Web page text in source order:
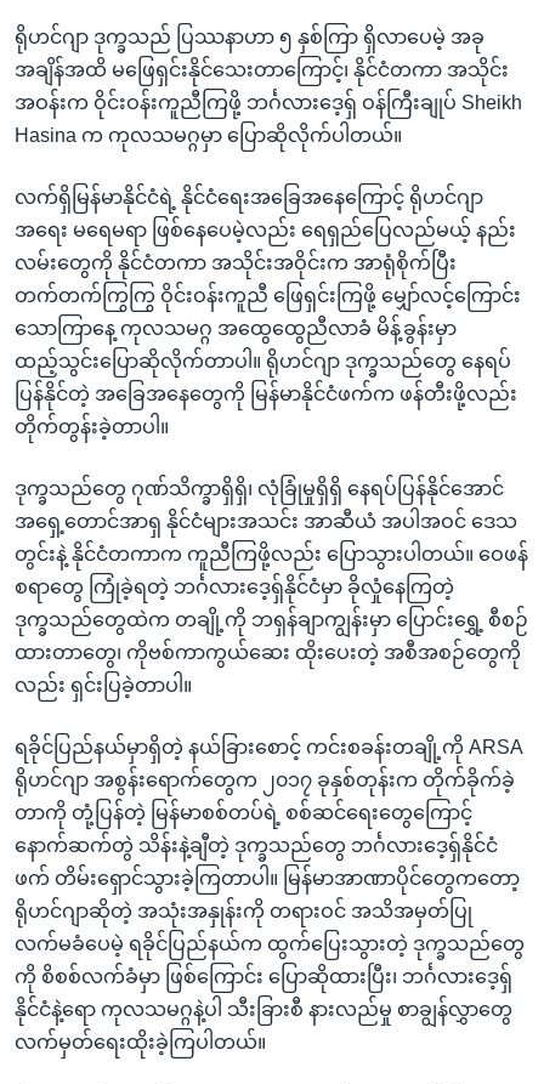
ကျော်
ရန်
ရိုဟင်ဂျာ ဒုက္ခသည် ပြဿနာဟာ ၅ နှစ်ကြာ ရှိလာပေမဲ့ အခု
အချိန်အထိ မဖြေရှင်းနိုင်သေးတာကြောင့်၊ နိုင်ငံတကာ အသိုင်း
အဝန်းက ဝိုင်းဝန်းကူညီကြဖို့ ဘင်္ဂလားဒေ့ရှ် ဝန်ကြီးချုပ် Sheikh
Hasina က ကုလသမဂ္ဂမှာ ပြောဆိုလိုက်ပါတယ်။
လက်ရှိမြန်မာနိုင်ငံရဲ့ နိုင်ငံရေးအခြေအနေကြောင့် ရိုဟင်ဂျာ
အရေး မရေမရာ ဖြစ်နေပေမဲ့လည်း ရေရှည်ပြေလည်မယ့် နည်း
လမ်းတွေကို နိုင်ငံတကာ အသိုင်းအဝိုင်းက အာရုံစိုက်ပြီး
တက်တက်ကြွကြွ ဝိုင်းဝန်းကူညီ ဖြေရှင်းကြဖို့ မျှော်လင့်ကြောင်း
သောကြာနေ့ ကုလသမဂ္ဂ အထွေထွေညီလာခံ မိန့်ခွန်းမှာ
ထည့်သွင်းပြောဆိုလိုက်တာပါ။ ရိုဟင်ဂျာ ဒုက္ခသည်တွေ နေရပ်
ပြန်နိုင်တဲ့ အခြေအနေတွေကို မြန်မာနိုင်ငံဖက်က ဖန်တီးဖို့လည်း
တိုက်တွန်းခဲ့တာပါ။
ဒုက္ခသည်တွေ ဂုဏ်သိက္ခာရှိရှိ၊ လုံခြုံမှုရှိရှိ နေရပ်ပြန်နိုင်အောင်
အရှေ့တောင်အာရှ နိုင်ငံများအသင်း အာဆီယံ အပါအဝင် ဒေသ
တွင်းနဲ့ နိုင်ငံတကာက ကူညီကြဖို့လည်း ပြောသွားပါတယ်။ ဝေဖန်
စရာတွေ ကြုံခဲ့ရတဲ့ ဘင်္ဂလားဒေ့ရှ်နိုင်ငံမှာ ခိုလှုံနေကြတဲ့
ဒုက္ခသည်တွေထဲက တချို့ကို ဘရှန်ချာကျွန်းမှာ ပြောင်းရွှေ့ စီစဉ်
ထားတာတွေ၊ ကိုဗစ်ကာကွယ်ဆေး ထိုးပေးတဲ့ အစီအစဉ်တွေကို
လည်း ရှင်းပြခဲ့တာပါ။
ရခိုင်ပြည်နယ်မှာရှိတဲ့ နယ်ခြားစောင့် ကင်းစခန်းတချို့ကို ARSA
ရိုဟင်ဂျာ အစွန်းရောက်တွေက ၂၀၁၇ ခုနှစ်တုန်းက တိုက်ခိုက်ခဲ့
တာကို တုံ့ပြန်တဲ့ မြန်မာစစ်တပ်ရဲ့ စစ်ဆင်ရေးတွေကြောင့်
နောက်ဆက်တွဲ သိန်းနဲ့ချီတဲ့ ဒုက္ခသည်တွေ ဘင်္ဂလားဒေ့ရှ်နိုင်ငံ
ဖက် တိမ်းရှောင်သွားခဲ့ကြတာပါ။ မြန်မာအာဏာပိုင်တွေကတော့
ရိုဟင်ဂျာဆိုတဲ့ အသုံးအနှုန်းကို တရားဝင် အသိအမှတ်ပြု
လက်မခံပေမဲ့ ရခိုင်ပြည်နယ်က ထွက်ပြေးသွားတဲ့ ဒုက္ခသည်တွေ
ကို စိစစ်လက်ခံမှာ ဖြစ်ကြောင်း ပြောဆိုထားပြီး၊ ဘင်္ဂလားဒေ့ရှ်
နိုင်ငံနဲ့ရော ကုလသမဂ္ဂနဲ့ပါ သီးခြားစီ နားလည်မှု စာချွန်လွှာတွေ
လက်မှတ်ရေးထိုးခဲ့ကြပါတယ်။